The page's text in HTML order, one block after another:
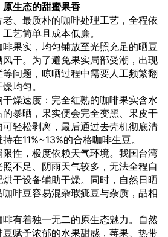
生态的甜蜜果香
、最质朴的咖啡处理工艺，全程依
艺简单且成本低廉。
果实，均匀铺放至光照充足的晒豆
干。为了避免果实局部受潮，出现
问题，晾晒过程中需要人工频繁翻
均匀。
燥速度：完全红熟的咖啡果实含水
暴晒，果实便会完全变黑、果皮干
轻松剥离，最后通过去壳机彻底清
在11%~13%的合格咖啡生豆。
性，极度依赖天气环境。我国台湾
不足、阴雨天气较多，无法全程自
干设备辅助干燥。同时，自然日晒
啡豆容易混杂瑕疵豆与杂质，品相
有着独一无二的原生态魅力。自然
赋予浓郁的水果甜感，莓果、热带